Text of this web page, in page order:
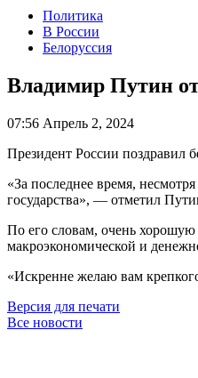
Политика
В России
Белоруссия
Владимир Путин
07:56 Апрель 2, 2024
Президент России поздравил
«За последнее время,
государства», — отметил
По его словам, очень хорошую
макроэкономической и
«Искренне желаю вам
Версия для печати
Все новости